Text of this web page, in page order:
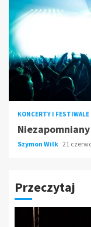
KONCERTY I FESTIWALE
Szymon Wilk 21
Przeczytaj